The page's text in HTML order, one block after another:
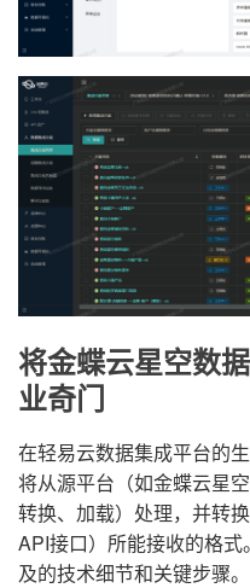
将金蝶云星空数
业奇门
在轻易云数据集成平台的
将从源平台（如金蝶云星
转换、加载）处理，并转
API接口）所能接收的格
及的技术细节和关键步骤。